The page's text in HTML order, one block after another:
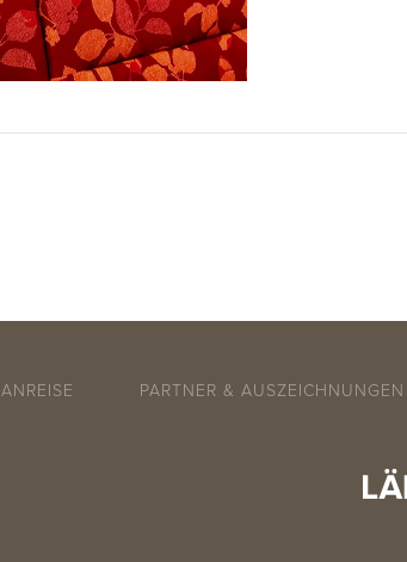
ANREISE PARTNER & AUSZEICHNUNGEN